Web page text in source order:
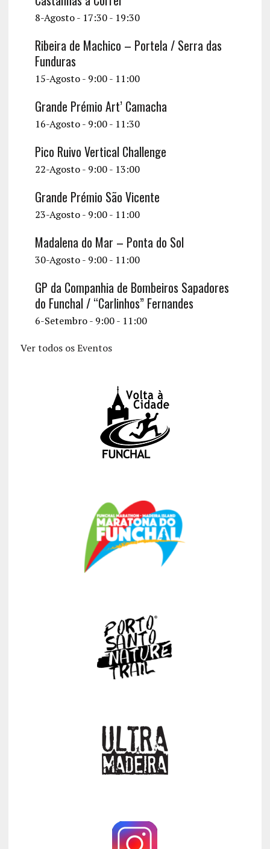
8-Agosto - 17:30- 19:30
Ribeira de Machico – Portela / Serra das
Funduras
15-Agosto - 9:00- 11:00
Grande Prémio Art’ Camacha
16-Agosto - 9:00- 11:30
Pico Ruivo Vertical Challenge
22-Agosto - 9:00- 13:00
Grande Prémio São Vicente
23-Agosto - 9:00- 11:00
Madalena do Mar – Ponta do Sol
30-Agosto - 9:00- 11:00
GP da Companhia de Bombeiros Sapadores
do Funchal / “Carlinhos” Fernandes
6-Setembro - 9:00- 11:00
Ver todos os Eventos